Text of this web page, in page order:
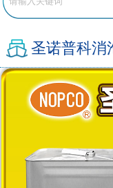
圣诺普科消